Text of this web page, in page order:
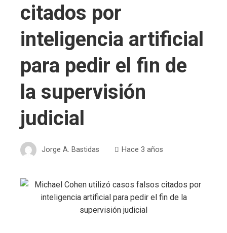
citados por
inteligencia artificial
para pedir el fin de
la supervisión
judicial
Jorge A. Bastidas Hace 3 años